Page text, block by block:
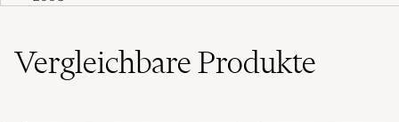
VergleichbareProdukte